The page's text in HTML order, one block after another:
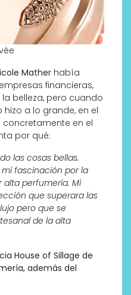
Mather había
financieras,
belleza, pero cuando
a lo grande, en el
en el
por qué:
las cosas bellas.
fascinación por la
perfumería. Mi
que superara las
pero que se
de la alta
House of Sillage de
además del